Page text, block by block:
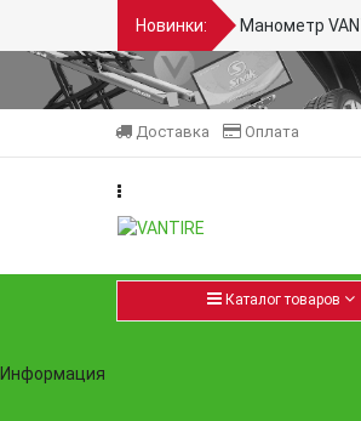
Новинки: Манометр
Доставка Оплата
Каталог товаров
Информация